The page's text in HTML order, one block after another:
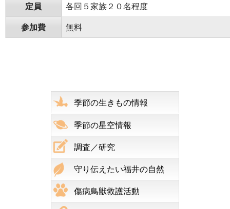
定員 各回５家族２０名程度
参加費 無料
季節の生きもの情報
季節の星空情報
調査／研究
守り伝えたい福井の自然
傷病鳥獣救護活動